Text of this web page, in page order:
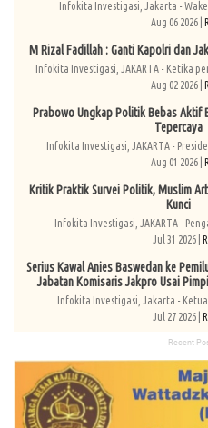
Infokita Investigasi, Jakarta -
Aug 06 2026 |
M Rizal Fadillah : Ganti Kapolri dan
Infokita Investigasi, JAKARTA - Ketika
Aug 02 2026 |
Prabowo Ungkap Politik Bebas Aktif
Tepercaya
Infokita Investigasi, JAKARTA -
Aug 01 2026 |
Kritik Praktik Survei Politik, Muslim
Kunci
Infokita Investigasi, JAKARTA -
Jul 31 2026 |
Serius Kawal Anies Baswedan ke
Jabatan Komisaris Jakpro Usai
Infokita Investigasi, Jakarta - Ketua
Jul 27 2026 |
Recent